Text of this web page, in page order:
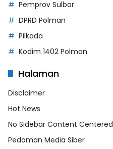
Pemprov Sulbar
DPRD Polman
Pilkada
Kodim 1402 Polman
Halaman
Disclaimer
Hot News
No Sidebar Content Centered
Pedoman Media Siber